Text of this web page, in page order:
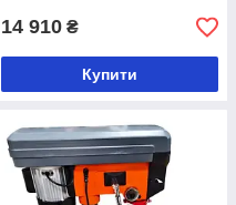
14 910 ₴
Купити